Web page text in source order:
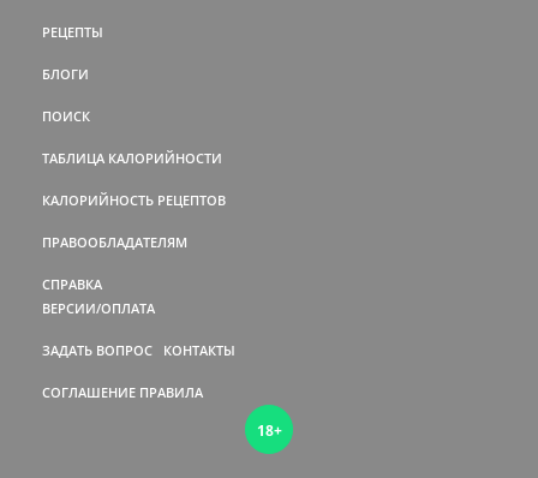
РЕЦЕПТЫ
БЛОГИ
ПОИСК
ТАБЛИЦА КАЛОРИЙНОСТИ
КАЛОРИЙНОСТЬ РЕЦЕПТОВ
ПРАВООБЛАДАТЕЛЯМ
СПРАВКА
ВЕРСИИ/ОПЛАТА
ЗАДАТЬ ВОПРОС КОНТАКТЫ
СОГЛАШЕНИЕ ПРАВИЛА
18+